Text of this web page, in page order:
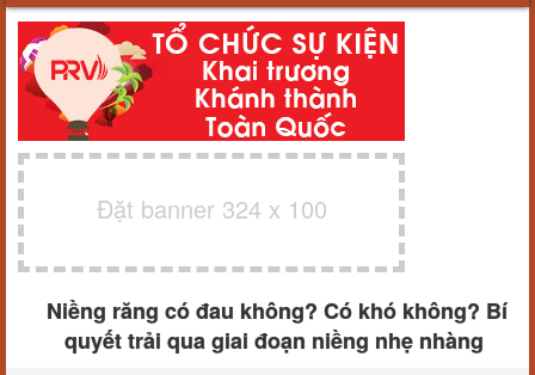
Đặt banner 324 x 100
Niềng răng có đau không? Có khó không? Bí
quyết trải qua giai đoạn niềng nhẹ nhàng